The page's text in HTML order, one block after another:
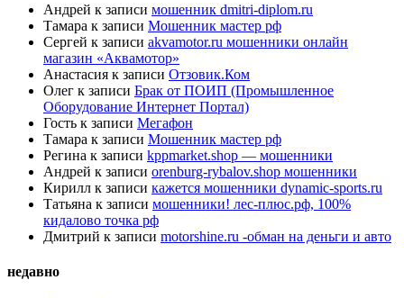
Андрей к записи мошенник dmitri-diplom.ru
Тамара к записи Мошенник мастер рф
Сергей к записи akvamotor.ru мошенники онлайн
магазин «Аквамотор»
Анастасия к записи Отзовик.Ком
Олег к записи Брак от ПОИП (Промышленное
Оборудование Интернет Портал)
Гость к записи Мегафон
Тамара к записи Мошенник мастер рф
Регина к записи kppmarket.shop — мошенники
Андрей к записи orenburg-rybalov.shop мошенники
Кирилл к записи кажется мошенники dynamic-sports.ru
Татьяна к записи мошенники! лес-плюс.рф, 100%
кидалово точка рф
Дмитрий к записи motorshine.ru -обман на деньги и авто
недавно